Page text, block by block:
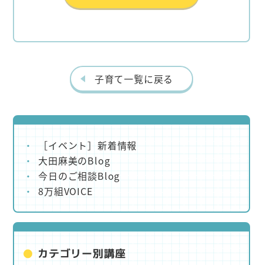
子育て一覧に戻る
［イベント］新着情報
大田麻美のBlog
今日のご相談Blog
8万組VOICE
カテゴリー別講座